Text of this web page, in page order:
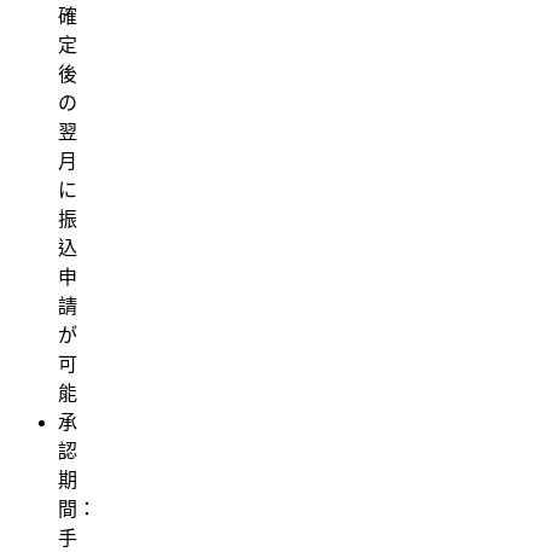
確
定
後
の
翌
月
に
振
込
申
請
が
可
能
承
認
期
間：
手